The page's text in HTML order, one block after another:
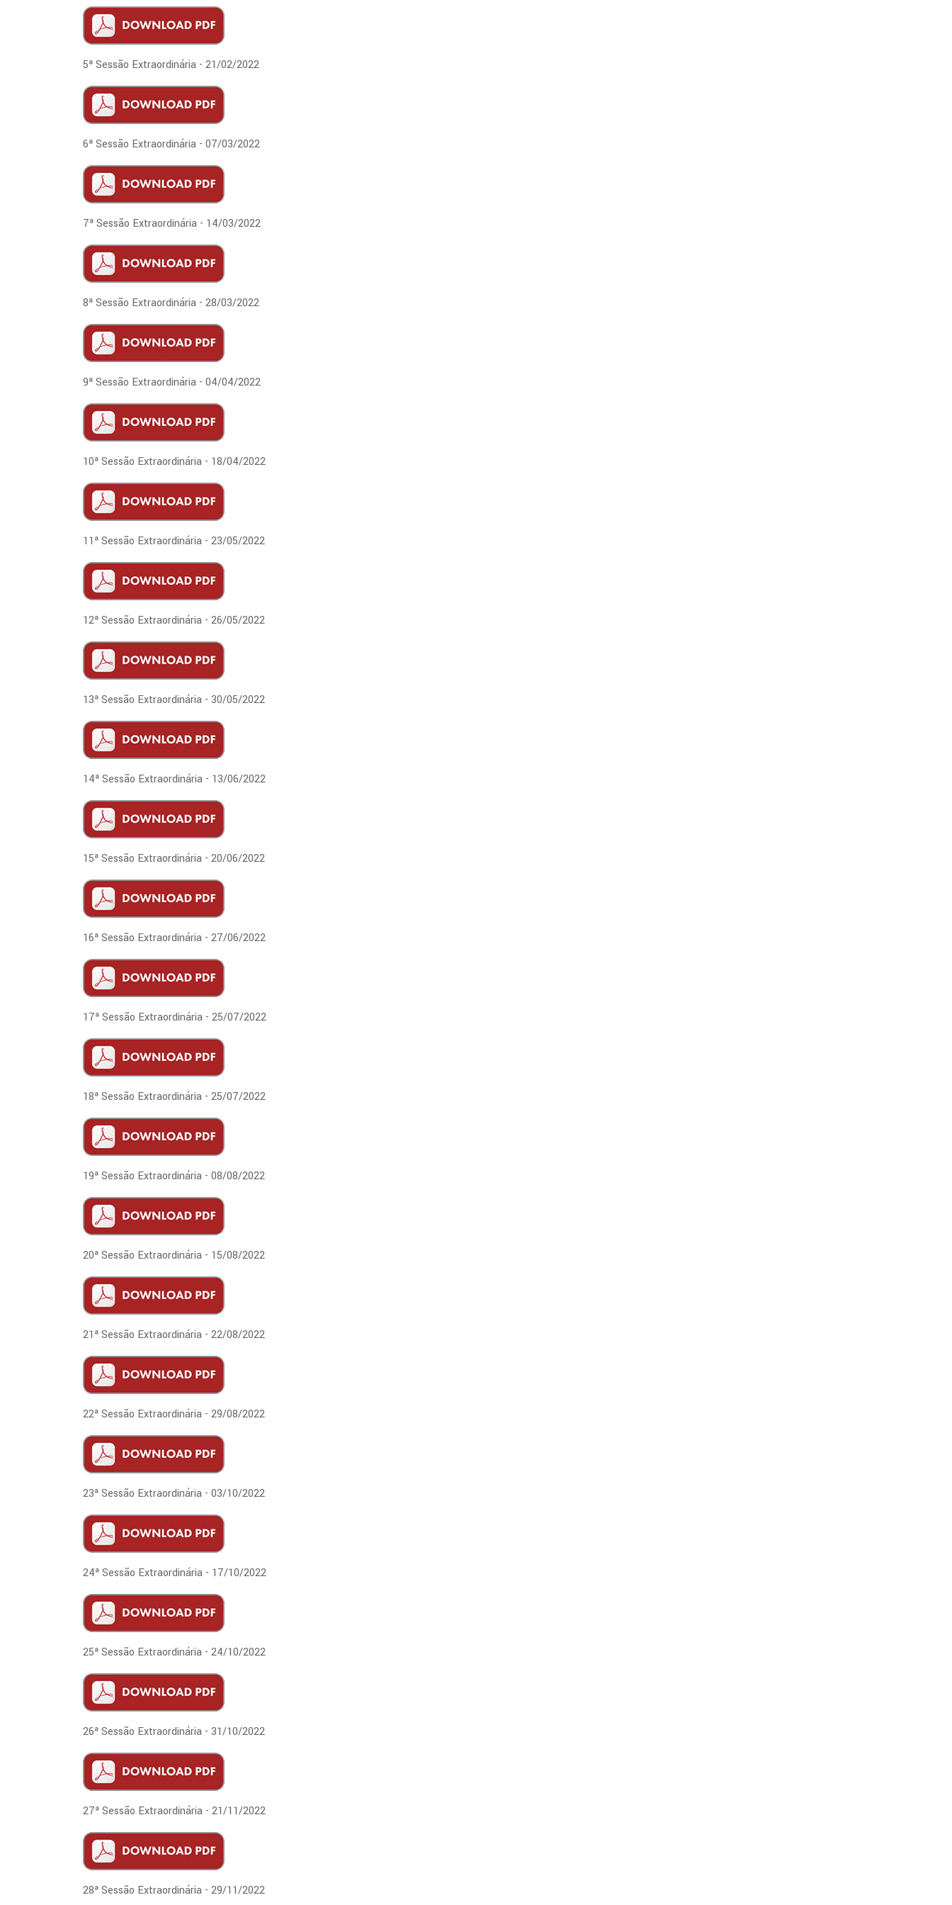
5ª Sessão Extraordinária - 21/02/2022
6ª Sessão Extraordinária - 07/03/2022
7ª Sessão Extraordinária - 14/03/2022
8ª Sessão Extraordinária - 28/03/2022
9ª Sessão Extraordinária - 04/04/2022
10ª Sessão Extraordinária - 18/04/2022
11ª Sessão Extraordinária - 23/05/2022
12ª Sessão Extraordinária - 26/05/2022
13ª Sessão Extraordinária - 30/05/2022
14ª Sessão Extraordinária - 13/06/2022
15ª Sessão Extraordinária - 20/06/2022
16ª Sessão Extraordinária - 27/06/2022
17ª Sessão Extraordinária - 25/07/2022
18ª Sessão Extraordinária - 25/07/2022
19ª Sessão Extraordinária - 08/08/2022
20ª Sessão Extraordinária - 15/08/2022
21ª Sessão Extraordinária - 22/08/2022
22ª Sessão Extraordinária - 29/08/2022
23ª Sessão Extraordinária - 03/10/2022
24ª Sessão Extraordinária - 17/10/2022
25ª Sessão Extraordinária - 24/10/2022
26ª Sessão Extraordinária - 31/10/2022
27ª Sessão Extraordinária - 21/11/2022
28ª Sessão Extraordinária - 29/11/2022